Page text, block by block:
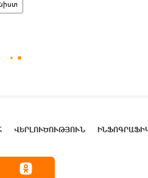
ՎԵՐԼՈՒԾՈՒԹՅՈՒՆ